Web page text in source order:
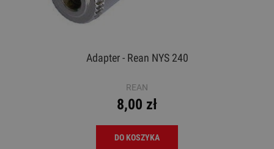
Adapter - Rean NYS 240
REAN
8,00 zł
DO KOSZYKA